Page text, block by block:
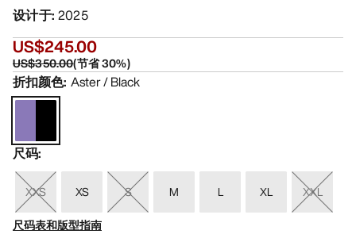
设计于: 2025
US$245.00
US$350.00(节省30%)
折扣颜色: Aster / Black
尺码:
XXS XS S M L XL
XXL
尺码表和版型指南